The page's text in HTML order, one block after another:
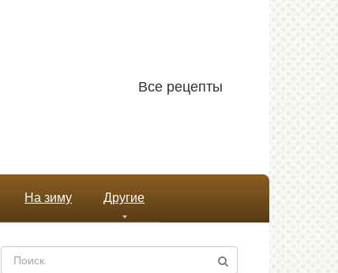
Все рецепты
На зиму Другие
Поиск: